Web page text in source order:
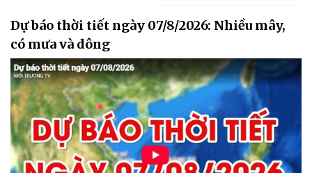
Dự báo thời tiết ngày 07/8/2026: Nhiều mây,
có mưa và dông